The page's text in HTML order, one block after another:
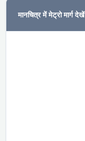
मानचित्र में मेट्रो मार्ग देखें